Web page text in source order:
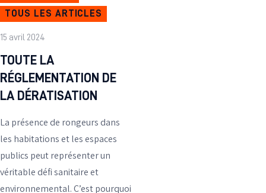
TOUS LES ARTICLES
15 avril 2024
TOUTE LA
RÉGLEMENTATION DE
LA DÉRATISATION
La présence de rongeurs dans
les habitations et les espaces
publics peut représenter un
véritable défi sanitaire et
environnemental. C’est pourquoi